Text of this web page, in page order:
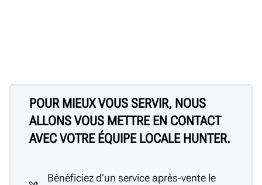
POUR MIEUX VOUS SERVIR, NOUS
ALLONS VOUS METTRE EN CONTACT
AVEC VOTRE ÉQUIPE LOCALE HUNTER.
Bénéficiez d’un service après-vente le